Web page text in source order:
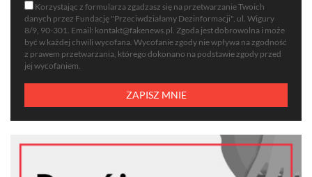
Korzystając z formularza zgadzasz się na przetwarzanie Twoich
danych przez Fundację "Przeciwdziałamy Dezinformacji", ul. Wigury
8/9, 90-301. Email: kontakt@fakenews.pl . Zgoda jest dobrowolna i może
być w każdej chwili wycofana. Wycofanie zgody nie wpływa na zgodność
z prawem przetwarzania, którego dokonano na podstawie zgody przed
jej wycofaniem.